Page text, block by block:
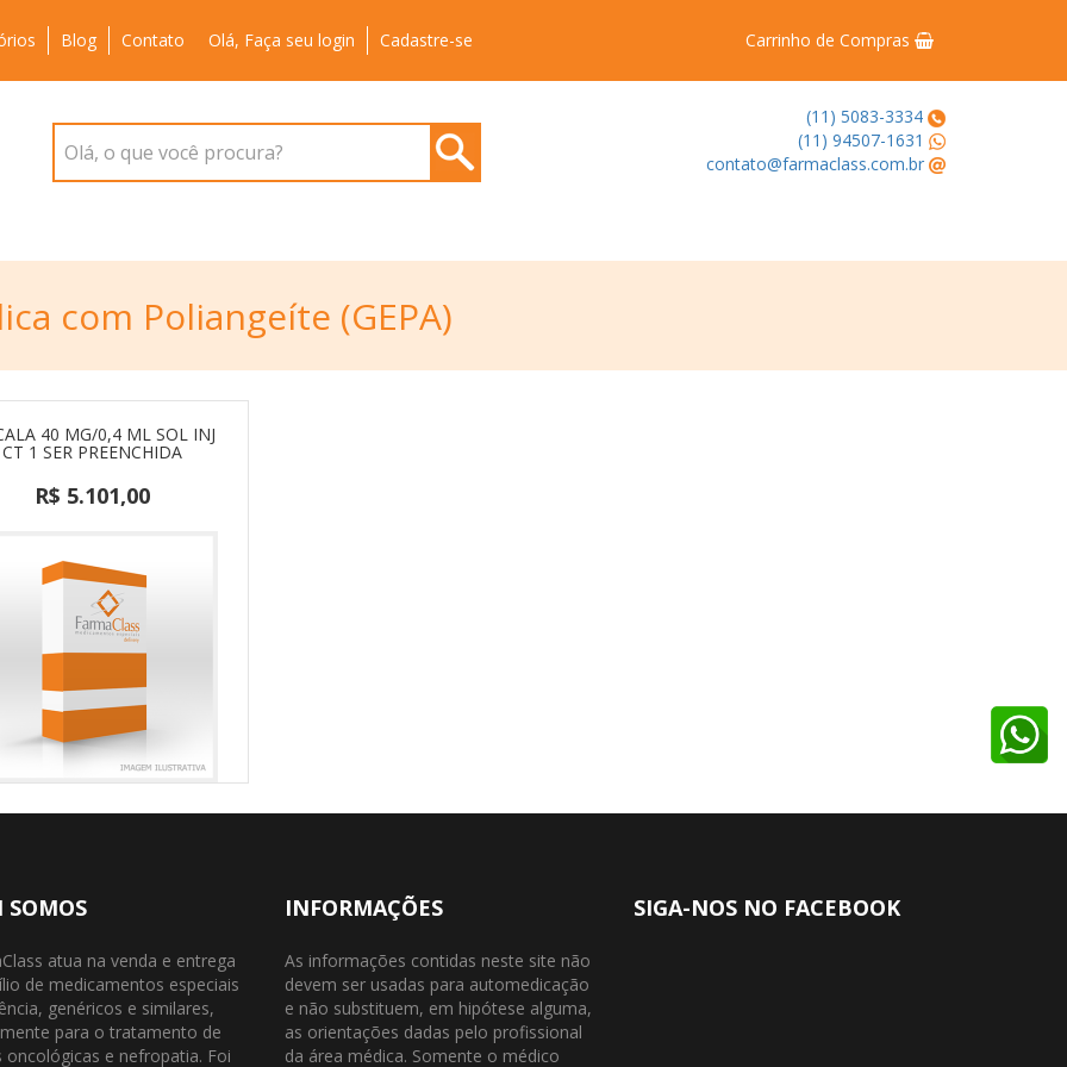
Blog Contato Olá, Faça seu login Cadastre-se Carrinho de Compras
Olá, o que você procura?
(11) 5083-3334
(11) 94507-1631
contato@farmaclass.com.br
com Poliangeíte (GEPA)
40 MG/0,4 ML SOL INJ
CT 1 SER PREENCHIDA
R$ 5.101,00
SOMOS
atua na venda e entrega
de medicamentos especiais
genéricos e similares,
para o tratamento de
oncológicas e nefropatia. Foi
INFORMAÇÕES
As informações contidas neste site não
devem ser usadas para automedicação
e não substituem, em hipótese alguma,
as orientações dadas pelo profissional
da área médica. Somente o médico
SIGA-NOS NO FACEBOOK